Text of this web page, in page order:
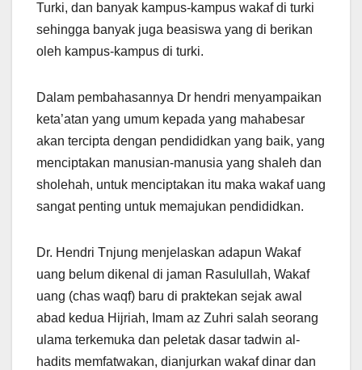
Turki, dan banyak kampus-kampus wakaf di turki
sehingga banyak juga beasiswa yang di berikan
oleh kampus-kampus di turki.
Dalam pembahasannya Dr hendri menyampaikan
keta’atan yang umum kepada yang mahabesar
akan tercipta dengan pendididkan yang baik, yang
menciptakan manusian-manusia yang shaleh dan
sholehah, untuk menciptakan itu maka wakaf uang
sangat penting untuk memajukan pendididkan.
Dr. Hendri Tnjung menjelaskan adapun Wakaf
uang belum dikenal di jaman Rasulullah, Wakaf
uang (chas waqf) baru di praktekan sejak awal
abad kedua Hijriah, Imam az Zuhri salah seorang
ulama terkemuka dan peletak dasar tadwin al-
hadits memfatwakan, dianjurkan wakaf dinar dan